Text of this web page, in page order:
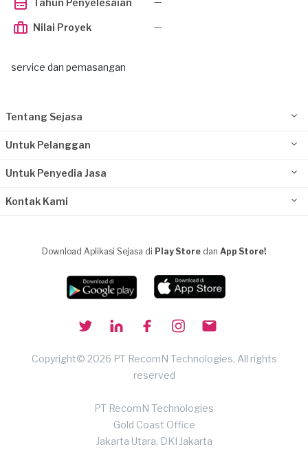
Tahun Penyelesaian
Nilai Proyek —
service dan pemasangan
Tentang Sejasa
Untuk Pelanggan
Untuk Penyedia Jasa
Kontak Kami
Download Aplikasi Sejasa di Play Store dan App Store!
Copyright© 2026 PT RecomN Technologies, All rights
reserved
PT RecomN Technologies
Gold Coast Office
Jakarta Utara, DKI Jakarta